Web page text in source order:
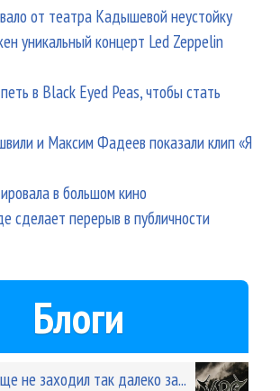
от театра Кадышевой неустойку
уникальный концерт Led Zeppelin
в Black Eyed Peas, чтобы стать
и Максим Фадеев показали клип «Я
в большом кино
сделает перерыв в публичности
Блоги
не заходил так далеко за...